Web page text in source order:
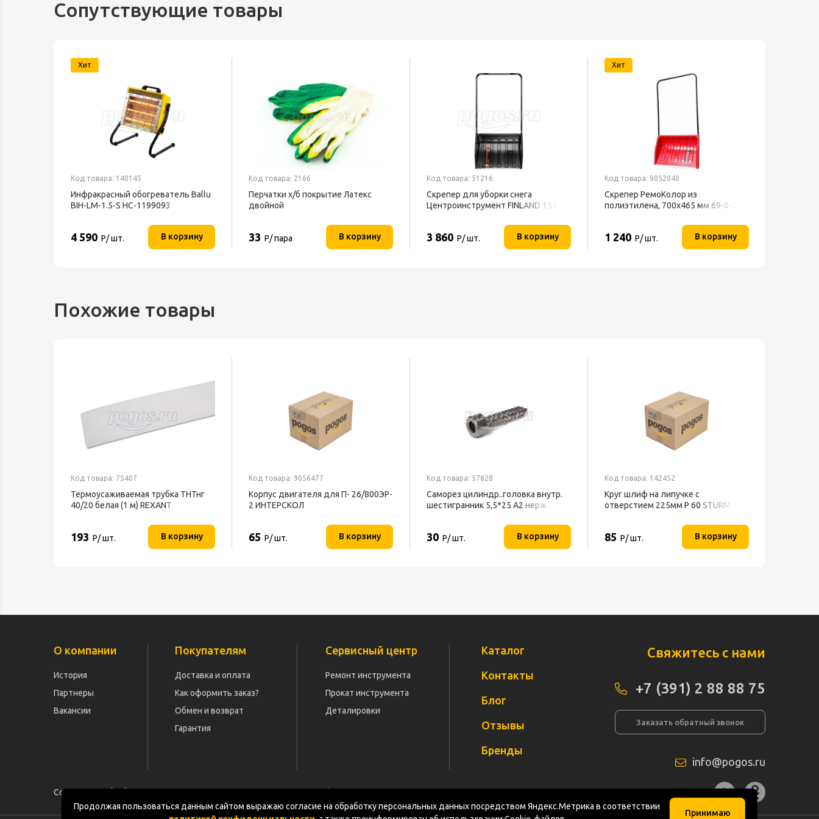
Сопутствующие товары
Хит
Код товара: 140145
Инфракрасный обогреватель Ballu
BIH-LM-1.5-S НС-1199093
4 590 Р/ шт. В корзину
Код товара: 2166
Перчатки х/б покрытие Латекс
двойной
33 Р/ пара В корзину
Код товара: 51216
Скрепер для уборки снега
Центроинструмент FINLAND 1539
3 860 Р/ шт. В корзину
Хит
Код товара: 9052040
Скрепер РемоКолор из
полиэтилена, 700x465 мм 69-0-700
1 240 Р/ шт. В корзину
Похожие товары
Код товара: 75407
Термоусаживаемая трубка ТНТнг
40/20 белая (1 м) REXANT
193 Р/ шт. В корзину
Код товара: 9056477
Корпус двигателя для П- 26/800ЭР-
2 ИНТЕРСКОЛ
65 Р/ шт. В корзину
Код товара: 57828
Саморез цилиндр..головка внутр.
шестигранник 5,5*25 A2 нерж.
30 Р/ шт. В корзину
Код товара: 142452
Круг шлиф на липучке с
отверстием 225мм Р 60 STURM
85 Р/ шт. В корзину
Продолжая пользоваться данным сайтом выражаю согласие на обработку персональных данных посредством Яндекс.Метрика в соответствии
Принимаю
О компании
История
Партнеры
Вакансии
Покупателям
Доставка и оплата
Как оформить заказ?
Обмен и возврат
Гарантия
Сервисный центр
Ремонт инструмента
Прокат инструмента
Деталировки
Каталог
Контакты
Блог
Отзывы
Бренды
Свяжитесь с нами
+7 (391) 2 88 88 75
Заказать обратный звонок
info@pogos.ru
Согласие на обработку персональных данных Политика конфиденциальности Документация Карта сайта